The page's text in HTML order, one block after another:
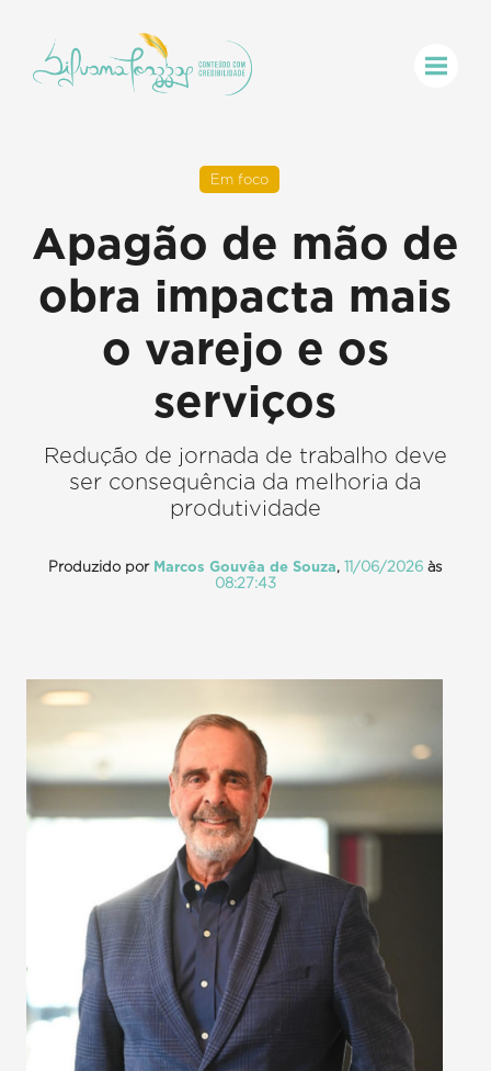
Em foco
Apagão de mão de
obra impacta mais
o varejo e os
serviços
Redução de jornada de trabalho deve
ser consequência da melhoria da
produtividade
Produzido por Marcos Gouvêa de Souza,11/06/2026 às
08:27:43